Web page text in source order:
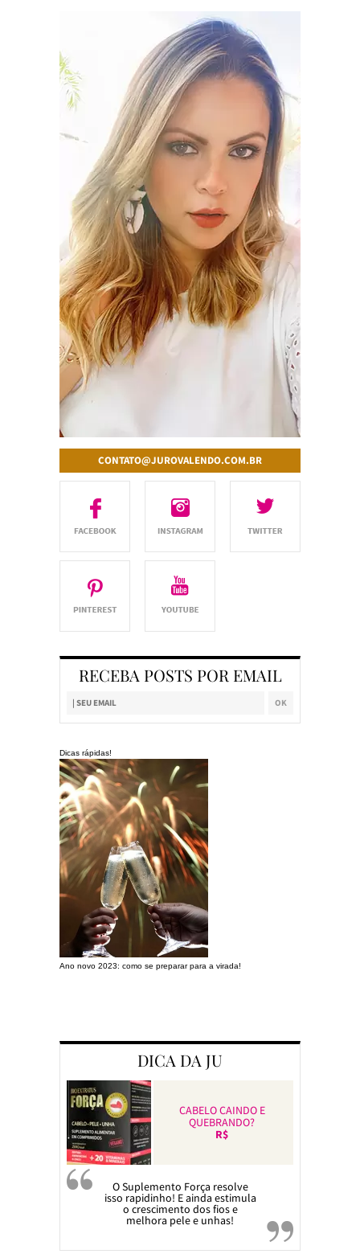
CONTATO@JUROVALENDO.COM.BR
RECEBA POSTS POR EMAIL
Dicas rápidas!
Ano novo 2023: como se preparar para a virada!
DICA DA JU
CABELO CAINDO E
QUEBRANDO?
R$
O Suplemento Força resolve
isso rapidinho! E ainda estimula
o crescimento dos fios e
melhora pele e unhas!